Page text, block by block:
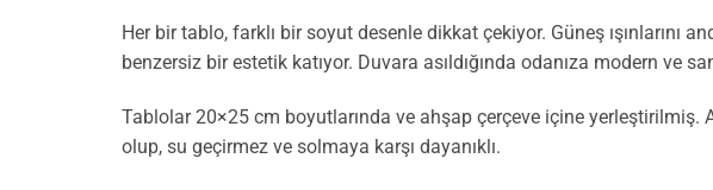
Her bir tablo, farklı bir soyut desenle dikkat çekiyor. Güneş
benzersiz bir estetik katıyor. Duvara asıldığında odanıza modern ve
Tablolar 20×25 cm boyutlarında ve ahşap çerçeve içine
olup, su geçirmez ve solmaya karşı dayanıklı.